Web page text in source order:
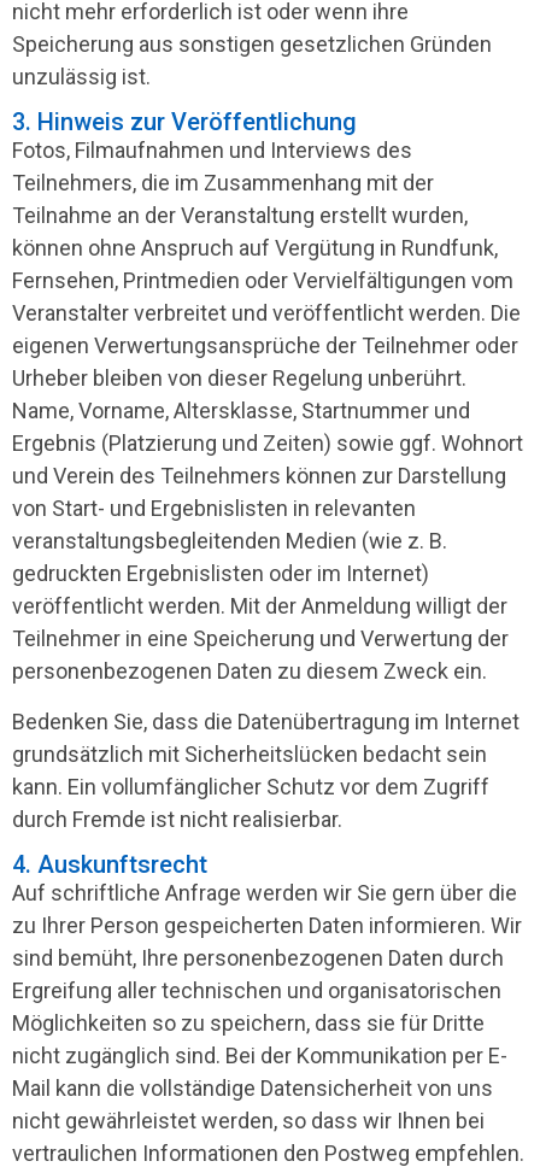
nicht mehr erforderlich ist oder wenn ihre
Speicherung aus sonstigen gesetzlichen Gründen
unzulässig ist.
3. Hinweis zur Veröffentlichung
Fotos, Filmaufnahmen und Interviews des
Teilnehmers, die im Zusammenhang mit der
Teilnahme an der Veranstaltung erstellt wurden,
können ohne Anspruch auf Vergütung in Rundfunk,
Fernsehen, Printmedien oder Vervielfältigungen vom
Veranstalter verbreitet und veröffentlicht werden. Die
eigenen Verwertungsansprüche der Teilnehmer oder
Urheber bleiben von dieser Regelung unberührt.
Name, Vorname, Altersklasse, Startnummer und
Ergebnis (Platzierung und Zeiten) sowie ggf. Wohnort
und Verein des Teilnehmers können zur Darstellung
von Start- und Ergebnislisten in relevanten
veranstaltungsbegleitenden Medien (wie z. B.
gedruckten Ergebnislisten oder im Internet)
veröffentlicht werden. Mit der Anmeldung willigt der
Teilnehmer in eine Speicherung und Verwertung der
personenbezogenen Daten zu diesem Zweck ein.
Bedenken Sie, dass die Datenübertragung im Internet
grundsätzlich mit Sicherheitslücken bedacht sein
kann. Ein vollumfänglicher Schutz vor dem Zugriff
durch Fremde ist nicht realisierbar.
4. Auskunftsrecht
Auf schriftliche Anfrage werden wir Sie gern über die
zu Ihrer Person gespeicherten Daten informieren. Wir
sind bemüht, Ihre personenbezogenen Daten durch
Ergreifung aller technischen und organisatorischen
Möglichkeiten so zu speichern, dass sie für Dritte
nicht zugänglich sind. Bei der Kommunikation per E-
Mail kann die vollständige Datensicherheit von uns
nicht gewährleistet werden, so dass wir Ihnen bei
vertraulichen Informationen den Postweg empfehlen.